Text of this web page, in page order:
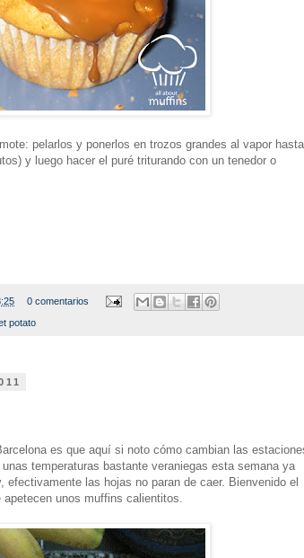
pelarlos y ponerlos en trozos grandes al vapor hasta
y luego hacer el puré triturando con un tenedor o
0 comentarios
potato
es que aquí si noto cómo cambian las
temperaturas bastante veraniegas esta semana ya
las hojas no paran de caer. Bienvenido el
unos muffins calientitos.